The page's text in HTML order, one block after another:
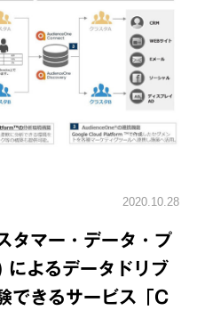
2020.10.28
タマー・データ・プ
よるデータドリブ
できるサービス「C